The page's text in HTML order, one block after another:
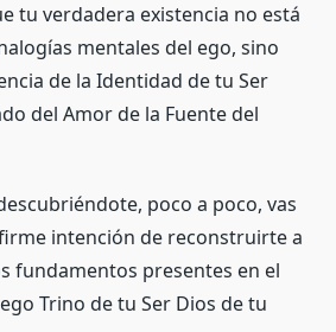
tu verdadera existencia no está
mentales del ego, sino
de la Identidad de tu Ser
del Amor de la Fuente del
poco a poco, vas
intención de reconstruirte a
fundamentos presentes en el
Trino de tu Ser Dios de tu